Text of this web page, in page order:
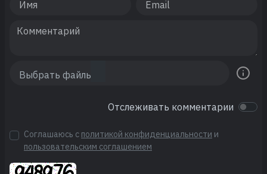
Отслеживать комментарии
Соглашаюсь с политикой конфиденциальности и
пользовательским соглашением